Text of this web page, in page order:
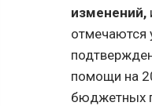
изменений,
отмечаются
помощи на
бюджетных